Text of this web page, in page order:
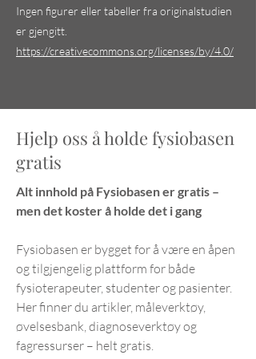
Ingen figurer eller tabeller fra originalstudien
er gjengitt.
https://creativecommons.org/licenses/by/4.0/
Hjelp oss å holde fysiobasen
gratis
Alt innhold på Fysiobasen er gratis –
men det koster å holde det i gang
Fysiobasen er bygget for å være en åpen
og tilgjengelig plattform for både
fysioterapeuter, studenter og pasienter.
Her finner du artikler, måleverktøy,
øvelsesbank, diagnoseverktøy og
fagressurser – helt gratis.